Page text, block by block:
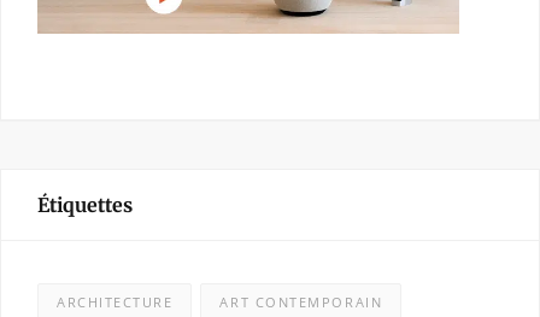
Étiquettes
ARCHITECTURE ART CONTEMPORAIN